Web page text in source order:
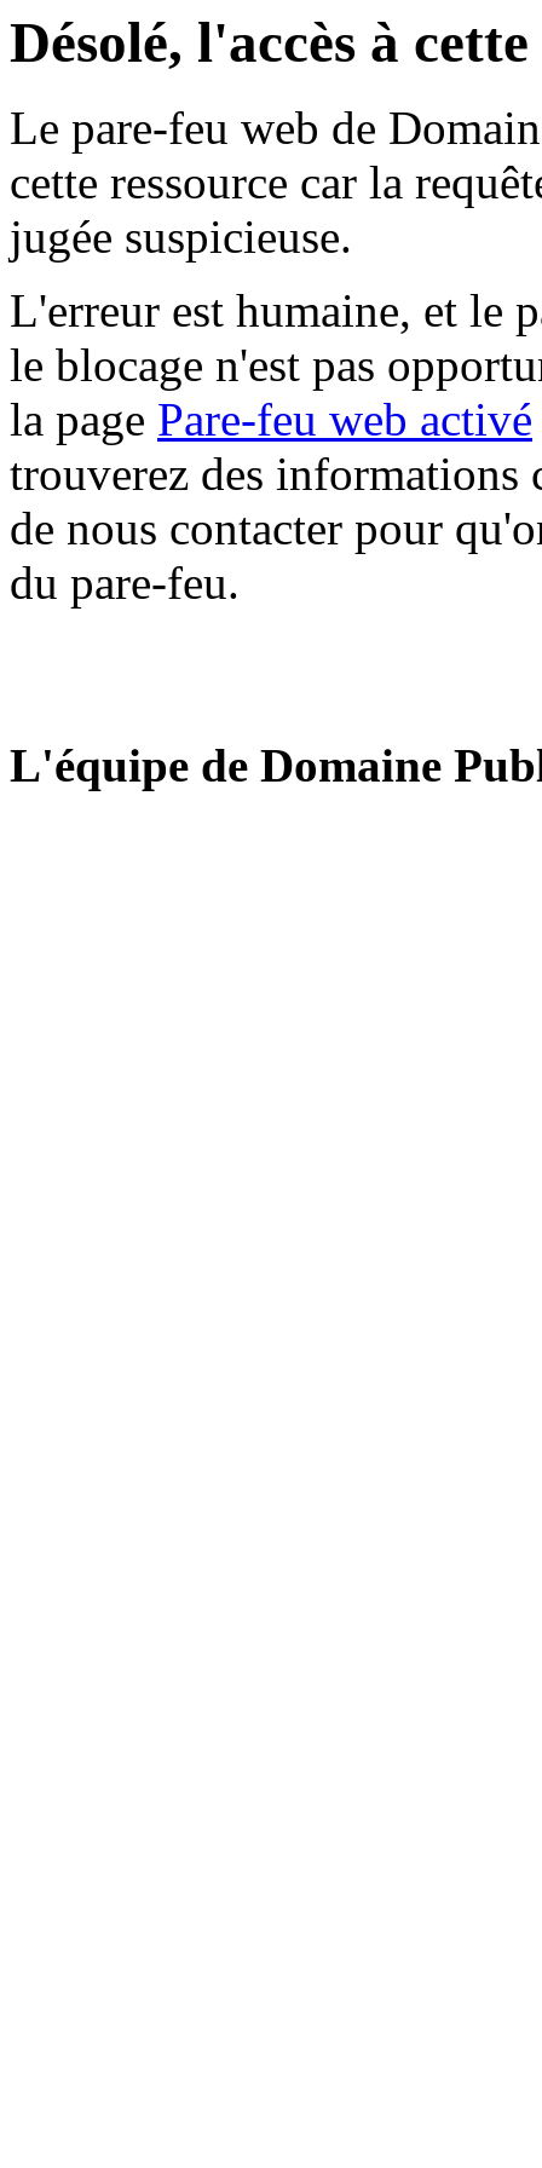
Désolé, l'accès à
Le pare-feu web de
cette ressource car la
jugée suspicieuse.
L'erreur est humaine, et le
le blocage n'est pas
la page Pare-feu web activé
trouverez des informations
de nous contacter pour
du pare-feu.
L'équipe de Domaine